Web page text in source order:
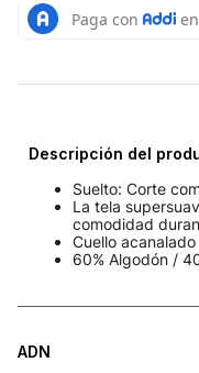
Descripción del
Suelto: Corte
La tela
comodidad
Cuello acanalado
60% Algodón /
ADN